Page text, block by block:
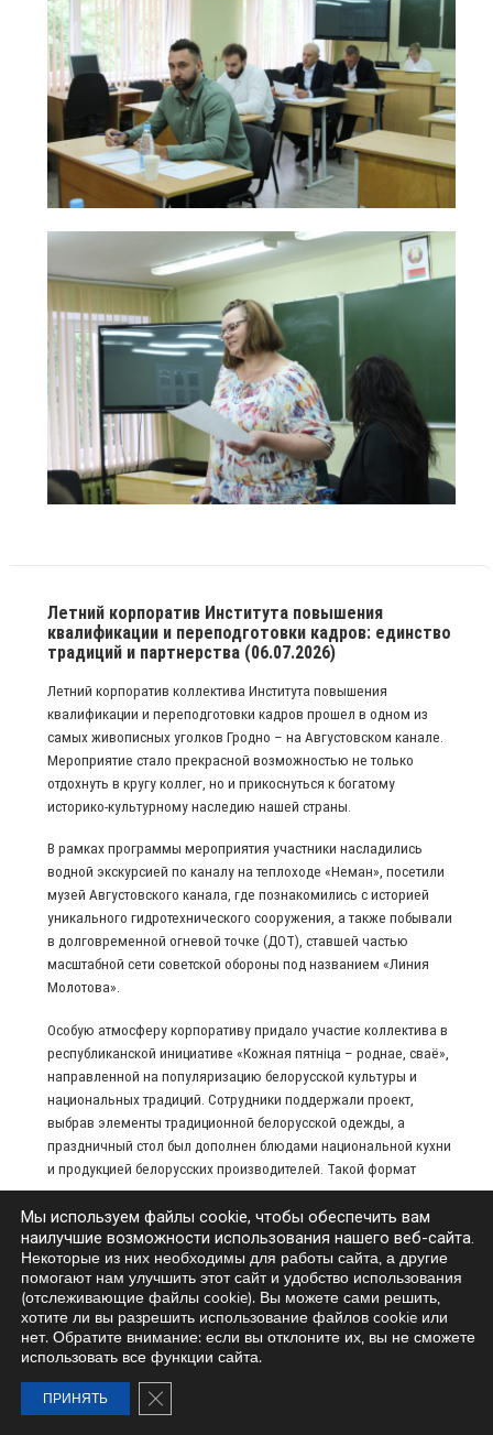
Летний корпоратив Института повышения
квалификации и переподготовки кадров: единство
традиций и партнерства (06.07.2026)
Летний корпоратив коллектива Института повышения
квалификации и переподготовки кадров прошел в одном из
самых живописных уголков Гродно – на Августовском канале.
Мероприятие стало прекрасной возможностью не только
отдохнуть в кругу коллег, но и прикоснуться к богатому
историко-культурному наследию нашей страны.
В рамках программы мероприятия участники насладились
водной экскурсией по каналу на теплоходе «Неман», посетили
музей Августовского канала, где познакомились с историей
уникального гидротехнического сооружения, а также побывали
в долговременной огневой точке (ДОТ), ставшей частью
масштабной сети советской обороны под названием «Линия
Молотова».
Особую атмосферу корпоративу придало участие коллектива в
республиканской инициативе «Кожная пятніца – роднае, сваё»,
направленной на популяризацию белорусской культуры и
национальных традиций. Сотрудники поддержали проект,
выбрав элементы традиционной белорусской одежды, а
праздничный стол был дополнен блюдами национальной кухни
и продукцией белорусских производителей. Такой формат
позволил еще раз подчеркнуть важность сохранения
культурного наследия, уважения к национальным традициям и
поддержки отечественных брендов.
Приятным событием стало участие в корпоративе наших
партнеров из Узбекистана. В теплой и дружеской атмосфере
гости смогли познакомиться с культурными традициями
Беларуси, ее историей и гостеприимством, а совместное
международного сотрудничества и развитию партнерских
отношений.
Мы используем файлы cookie, чтобы обеспечить вам
наилучшие возможности использования нашего веб-сайта.
Некоторые из них необходимы для работы сайта, а другие
помогают нам улучшить этот сайт и удобство использования
(отслеживающие файлы cookie). Вы можете сами решить,
хотите ли вы разрешить использование файлов cookie или
нет. Обратите внимание: если вы отклоните их, вы не сможете
использовать все функции сайта.
ПРИНЯТЬ ЗАКРЫТЬ БАННЕР COOKIE GDPR